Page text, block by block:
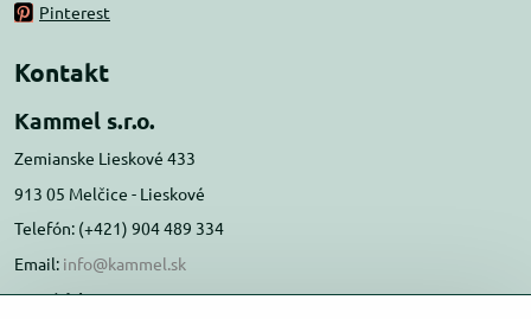
Pinterest
Kontakt
Kammel s.r.o.
Zemianske Lieskové 433
913 05 Melčice - Lieskové
Telefón: (+421) 904 489 334
Email: info@kammel.sk
Prevádzka: